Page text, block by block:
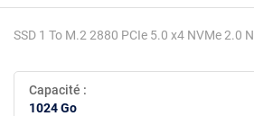
SSD 1 To M.2 2880 PCIe 5.0 x4 NVMe 2.0
Capacité :
1024 Go